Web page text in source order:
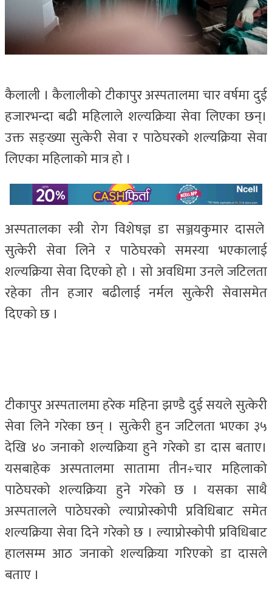
कैलाली । कैलालीको टीकापुर अस्पतालमा चार वर्षमा दुई
हजारभन्दा बढी महिलाले शल्यक्रिया सेवा लिएका छन्।
उक्त सङ्ख्या सुत्केरी सेवा र पाठेघरको शल्यक्रिया सेवा
लिएका महिलाको मात्र हो ।
अस्पतालका स्त्री रोग विशेषज्ञ डा सञ्जयकुमार दासले
सुत्केरी सेवा लिने र पाठेघरको समस्या भएकालाई
शल्यक्रिया सेवा दिएको हो । सो अवधिमा उनले जटिलता
रहेका तीन हजार बढीलाई नर्मल सुत्केरी सेवासमेत
दिएको छ ।
टीकापुर अस्पतालमा हरेक महिना झण्डै दुई सयले सुत्केरी
सेवा लिने गरेका छन् । सुत्केरी हुन जटिलता भएका ३५
देखि ४० जनाको शल्यक्रिया हुने गरेको डा दास बताए।
यसबाहेक अस्पतालमा सातामा तीन÷चार महिलाको
पाठेघरको शल्यक्रिया हुने गरेको छ । यसका साथै
अस्पतालले पाठेघरको ल्याप्रोस्कोपी प्रविधिबाट समेत
शल्यक्रिया सेवा दिने गरेको छ । ल्याप्रोस्कोपी प्रविधिबाट
हालसम्म आठ जनाको शल्यक्रिया गरिएको डा दासले
बताए ।